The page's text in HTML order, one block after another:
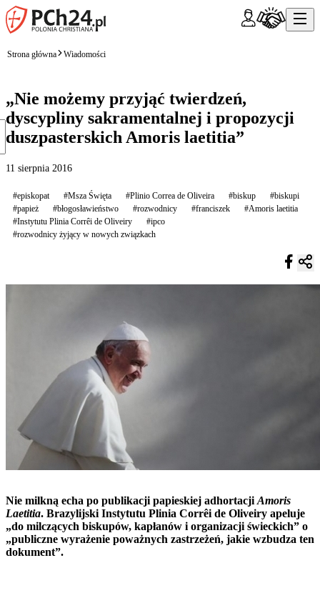
Strona główna Wiadomości
„Nie możemy przyjąć twierdzeń,
dyscypliny sakramentalnej i propozycji
duszpasterskich Amoris laetitia”
11 sierpnia 2016
#episkopat #Msza Święta #Plinio Correa de Oliveira #biskup
#biskupi
#papież
#błogosławieństwo #rozwodnicy #franciszek
#Amoris laetitia
#Instytutu Plinia Corrêi de Oliveiry
#ipco
#rozwodnicy żyjący w nowych związkach
Nie milkną echa po publikacji papieskiej adhortacji Amoris
Laetitia. Brazylijski Instytutu Plinia Corrêi de Oliveiry apeluje
„do milczących biskupów, kapłanów i organizacji świeckich” o
„publiczne wyrażenie poważnych zastrzeżeń, jakie wzbudza ten
dokument”.